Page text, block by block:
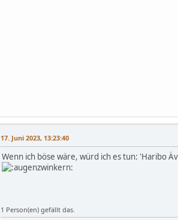
17. Juni 2023, 13:23:40
Wenn ich böse wäre, würd ich es tun: 'Haribo
1 Person(en) gefällt das.